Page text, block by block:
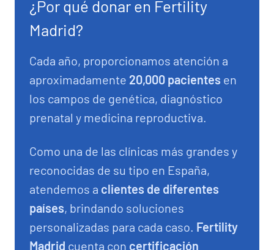
¿Por qué donar en Fertility
Madrid?
Cada año, proporcionamos atención a
aproximadamente 20,000 pacientes en
los campos de genética, diagnóstico
prenatal y medicina reproductiva.
Como una de las clínicas más grandes y
reconocidas de su tipo en España,
atendemos a clientes de diferentes
países, brindando soluciones
personalizadas para cada caso. Fertility
Madrid cuenta con certificación